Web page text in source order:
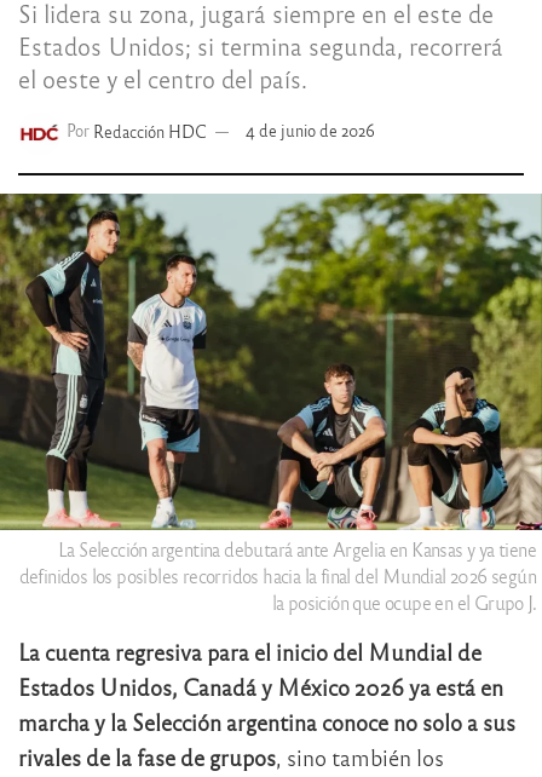
Si lidera su zona, jugará siempre en el este de
Estados Unidos; si termina segunda, recorrerá
el oeste y el centro del país.
Por Redacción HDC 4 de junio de 2026
La Selección argentina debutará ante Argelia en Kansas y ya tiene
definidos los posibles recorridos hacia la final del Mundial 2026 según
la posición que ocupe en el Grupo J.
La cuenta regresiva para el inicio del Mundial de
Estados Unidos, Canadá y México 2026 ya está en
marcha y la Selección argentina conoce no solo a sus
rivales de la fase de grupos, sino también los